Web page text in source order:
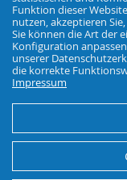
AGBDatenschutz
Funktion dieser
nutzen, akzeptieren
Sie können die Art der
Konfiguration
unserer
die korrekte
Impressum